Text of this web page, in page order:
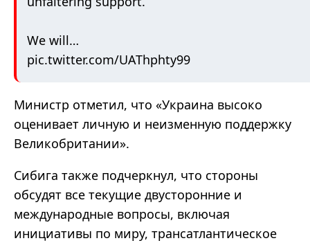
We will…
pic.twitter.com/UAThphty99
Министр отметил, что «Украина высоко
оценивает личную и неизменную поддержку
Великобритании».
Сибига также подчеркнул, что стороны
обсудят все текущие двусторонние и
международные вопросы, включая
инициативы по миру, трансатлантическое